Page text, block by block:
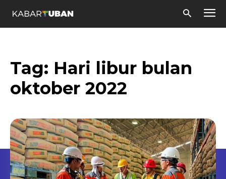
Tag: Hari libur bulan
oktober 2022